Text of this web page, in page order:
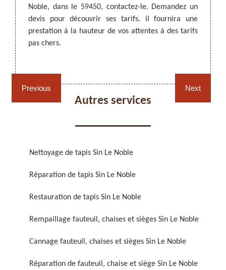
Rempaillage fauteuil,
Cannage fauteuil, chaises
Réparation de fauteuil,
chaise et siège 59
Réfection de fauteuil,
Previous
il
lui le
Noble, dans le 59450, contactez-le. Demandez un
devis pour découvrir ses tarifs. il fournira une
prestation à la hauteur de vos attentes à des tarifs
pas chers.
un
cas.
Next
Autres services
Nettoyage de tapis Sin Le Noble
Réparation de tapis Sin Le Noble
Restauration de tapis Sin Le Noble
Rempaillage fauteuil, chaises et sièges Sin Le Noble
Cannage fauteuil, chaises et sièges Sin Le Noble
Réparation de fauteuil, chaise et siège Sin Le Noble